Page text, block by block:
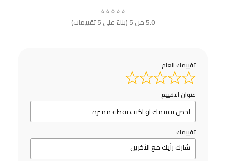
⭐⭐⭐⭐⭐
5.0من 5 (بناءً على 5 تقييمات)
تقييمك العام
عنوان التقييم
تقييمك